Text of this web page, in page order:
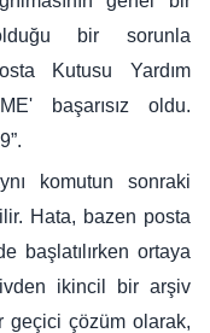
bir sorunla
Kutusu Yardım
başarısız oldu.
komutun sonraki
Hata, bazen posta
başlatılırken ortaya
ikincil bir arşiv
geçici çözüm olarak,